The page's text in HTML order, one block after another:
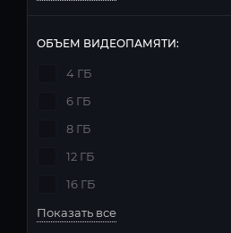
ОБЪЕМ ВИДЕОПАМЯТИ:
4 ГБ
6 ГБ
8 ГБ
12 ГБ
16 ГБ
Показать все